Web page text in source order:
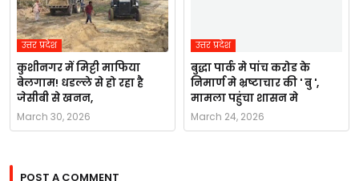
उत्तर प्रदेश
कुशीनगर में मिट्टी माफिया
बेलगाम! धडल्ले से हो रहा है
जेसीबी से खनन,
March 30, 2026
उत्तर प्रदेश
बुद्धा पार्क मे पांच करोड के
निमार्ण मे भ्रष्टाचार की ' बु ',
मामला पहुंचा शासन मे
March 24, 2026
POST A COMMENT